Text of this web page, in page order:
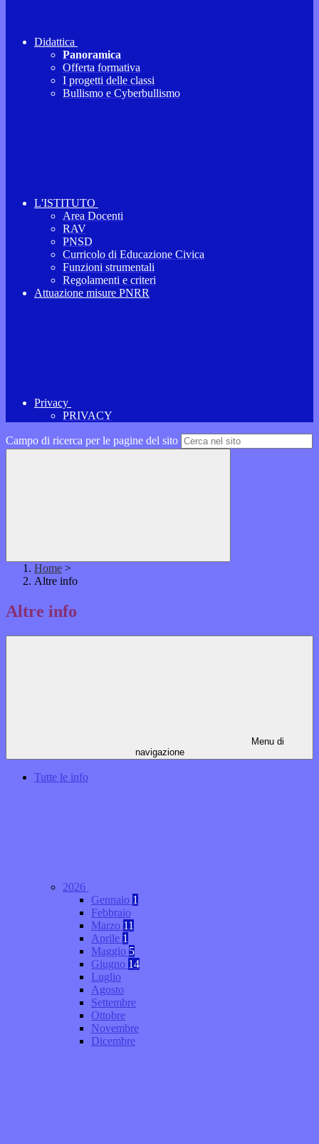
Didattica
Panoramica
Offerta formativa
I progetti delle classi
Bullismo e Cyberbullismo
L'ISTITUTO
Area Docenti
RAV
PNSD
Curricolo di Educazione Civica
Funzioni strumentali
Regolamenti e criteri
Attuazione misure PNRR
Privacy
PRIVACY
Campo di ricerca per le pagine del sito
Home >
Altre info
Altre info
Menu di
navigazione
Tutte le info
2026
Gennaio 1
Febbraio
Marzo 11
Aprile 1
Maggio 5
Giugno 14
Luglio
Agosto
Settembre
Ottobre
Novembre
Dicembre